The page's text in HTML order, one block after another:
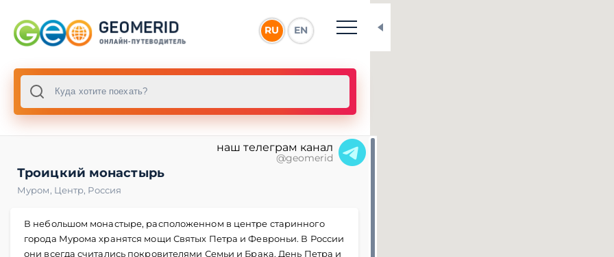
RU EN
наш телеграм канал
@geomerid
Троицкий монастырь
Муром, Центр, Россия
В небольшом монастыре, расположенном в центре старинного
города Мурома хранятся мощи Святых Петра и Февроньи. В России
они всегда считались покровителями Семьи и Брака. День Петра и